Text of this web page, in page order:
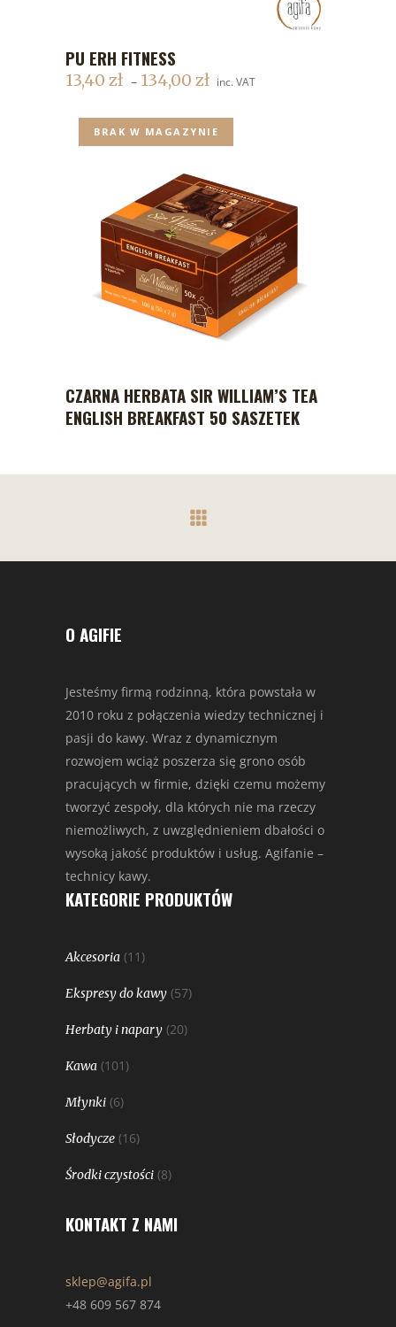
DODAJ DO KOSZYKA
PU ERH FITNESS
13,40 zł – 134,00 zł inc. VAT
BRAK W MAGAZYNIE
CZARNA HERBATA SIR WILLIAM’S TEA
ENGLISH BREAKFAST 50 SASZETEK
O AGIFIE
Jesteśmy firmą rodzinną, która powstała w
2010 roku z połączenia wiedzy technicznej i
pasji do kawy. Wraz z dynamicznym
rozwojem wciąż poszerza się grono osób
pracujących w firmie, dzięki czemu możemy
tworzyć zespoły, dla których nie ma rzeczy
niemożliwych, z uwzględnieniem dbałości o
wysoką jakość produktów i usług. Agifanie –
technicy kawy.
KATEGORIE PRODUKTÓW
Akcesoria (11)
Ekspresy do kawy (57)
Herbaty i napary (20)
Kawa (101)
Młynki (6)
Słodycze (16)
Środki czystości (8)
KONTAKT Z NAMI
sklep@agifa.pl
+48 609 567 874